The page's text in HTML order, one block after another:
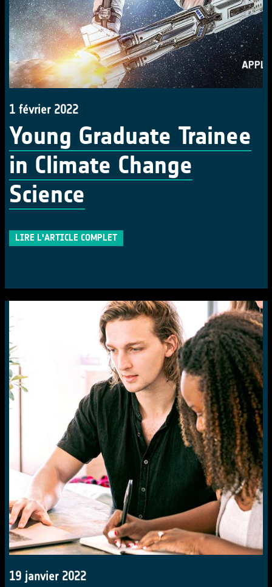
1 février 2022
Young Graduate Trainee
in Climate Change
Science
LIRE L'ARTICLE COMPLET
19 janvier 2022